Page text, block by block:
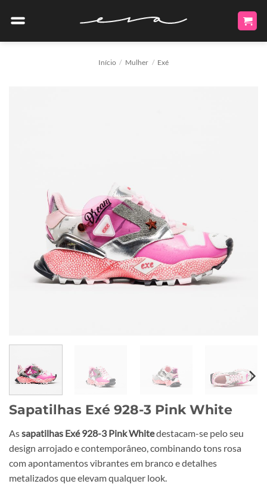
Início / Mulher / Exé
Sapatilhas Exé 928-3 Pink White
Assapatilhas Exé 928-3 Pink Whitedestacam-se pelo seu
design arrojado e contemporâneo, combinando tons rosa
com apontamentos vibrantes em branco e detalhes
metalizados que elevam qualquer look.